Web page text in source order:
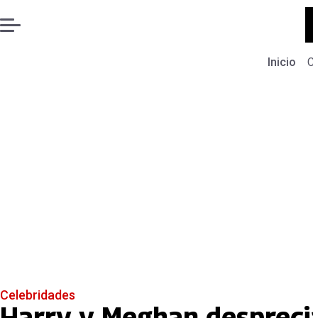
Inicio
Celebridades